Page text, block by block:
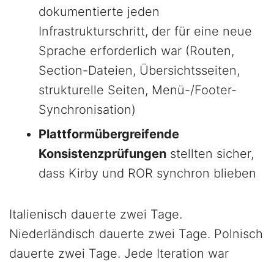
dokumentierte jeden
Infrastrukturschritt, der für eine neue
Sprache erforderlich war (Routen,
Section-Dateien, Übersichtsseiten,
strukturelle Seiten, Menü-/Footer-
Synchronisation)
Plattformübergreifende
Konsistenzprüfungen stellten sicher,
dass Kirby und ROR synchron blieben
Italienisch dauerte zwei Tage.
Niederländisch dauerte zwei Tage. Polnisch
dauerte zwei Tage. Jede Iteration war